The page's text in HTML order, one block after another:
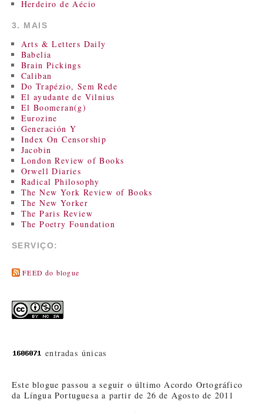
Herdeiro de Aécio
3. MAIS
Arts & Letters Daily
Babelia
Brain Pickings
Caliban
Do Trapézio, Sem Rede
El ayudante de Vilnius
El Boomeran(g)
Eurozine
Generación Y
Index On Censorship
Jacobin
London Review of Books
Orwell Diaries
Radical Philosophy
The New York Review of Books
The New Yorker
The Paris Review
The Poetry Foundation
SERVIÇO:
FEED do blogue
entradas únicas
Este blogue passou a seguir o último Acordo Ortográfico
da Língua Portuguesa a partir de 26 de Agosto de 2011